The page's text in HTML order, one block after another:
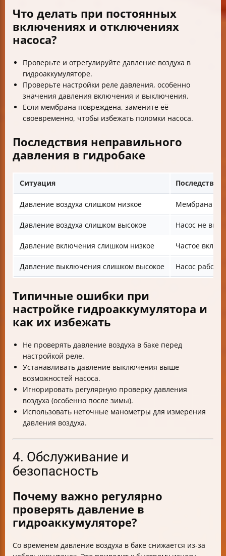
Что делать при постоянных
включениях и отключениях
насоса?
Проверьте и отрегулируйте давление воздуха в
гидроаккумуляторе.
Проверьте настройки реле давления, особенно
значения давления включения и выключения.
Если мембрана повреждена, замените её
своевременно, чтобы избежать поломки насоса.
Последствия неправильного
давления в гидробаке
Ситуация Последствия
Давление воздуха слишком низкое Мембрана
Давление воздуха слишком высокое Насос не
Давление включения слишком низкое Частое
Давление выключения слишком высокое Насос
Типичные ошибки при
настройке гидроаккумулятора и
как их избежать
Не проверять давление воздуха в баке перед
настройкой реле.
Устанавливать давление выключения выше
возможностей насоса.
Игнорировать регулярную проверку давления
воздуха (особенно после зимы).
Использовать неточные манометры для измерения
давления воздуха.
4. Обслуживание и
безопасность
Почему важно регулярно
проверять давление в
гидроаккумуляторе?
Со временем давление воздуха в баке снижается из-за